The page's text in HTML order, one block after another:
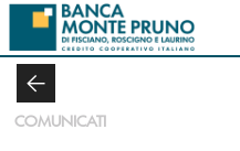
Salta al contenuto principale
COMUNICATI